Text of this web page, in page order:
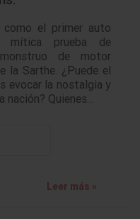
el primer auto
mítica prueba de
de motor
la Sarthe. ¿Puede el
evocar la nostalgia y
nación? Quienes…
Leer más »